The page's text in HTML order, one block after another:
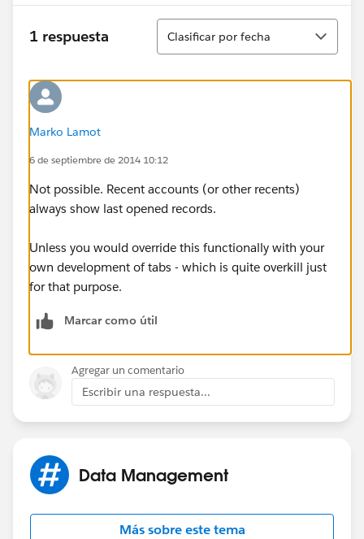
1 respuesta
Ordenar
Clasificar por fecha
Marko Lamot
6 de septiembre de 2014 10:12
Not possible. Recent accounts (or other recents)
always show last opened records.
Unless you would override this functionally with your
own development of tabs - which is quite overkill just
for that purpose.
Marcar como útil
Agregar un comentario
Escribir una respuesta...
Data Management
Más sobre este tema